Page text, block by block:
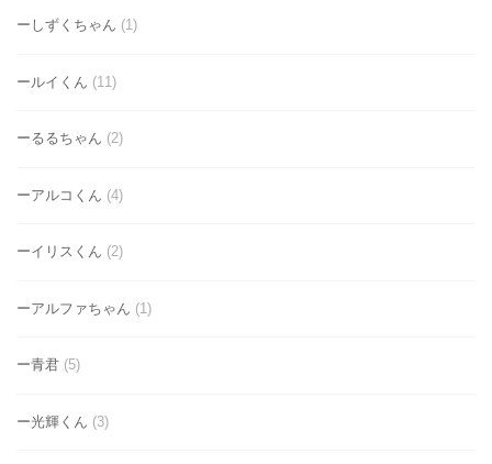
ーしずくちゃん (1)
ールイくん (11)
ーるるちゃん (2)
ーアルコくん (4)
ーイリスくん (2)
ーアルファちゃん (1)
ー青君 (5)
ー光輝くん (3)